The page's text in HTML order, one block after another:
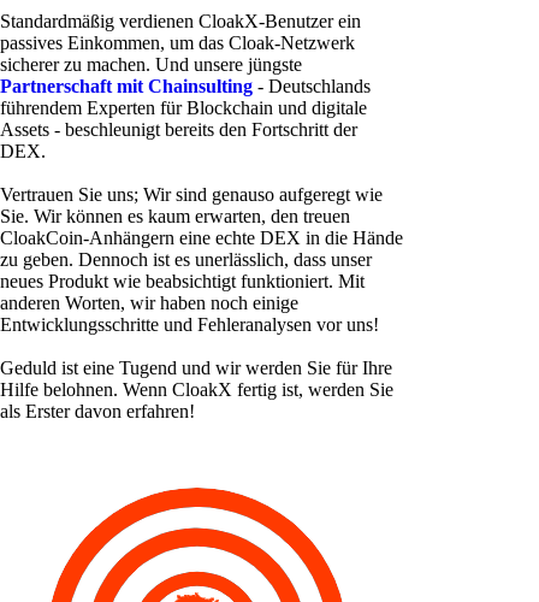
Standardmäßig verdienen CloakX-Benutzer ein
passives Einkommen, um das Cloak-Netzwerk
sicherer zu machen. Und unsere jüngste
Partnerschaft mit Chainsulting - Deutschlands
führendem Experten für Blockchain und digitale
Assets - beschleunigt bereits den Fortschritt der
DEX.
Vertrauen Sie uns; Wir sind genauso aufgeregt wie
Sie. Wir können es kaum erwarten, den treuen
CloakCoin-Anhängern eine echte DEX in die Hände
zu geben. Dennoch ist es unerlässlich, dass unser
neues Produkt wie beabsichtigt funktioniert. Mit
anderen Worten, wir haben noch einige
Entwicklungsschritte und Fehleranalysen vor uns!
Geduld ist eine Tugend und wir werden Sie für Ihre
Hilfe belohnen. Wenn CloakX fertig ist, werden Sie
als Erster davon erfahren!